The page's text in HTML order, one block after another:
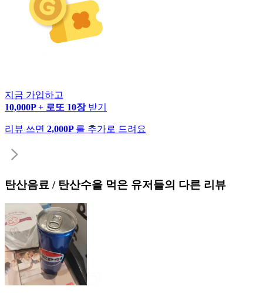
지금 가입하고
10,000P + 로또 10장 받기
리뷰 쓰면 2,000P 를 추가로 드려요
탄산음료 / 탄산수을 먹은 유저들의 다른 리뷰